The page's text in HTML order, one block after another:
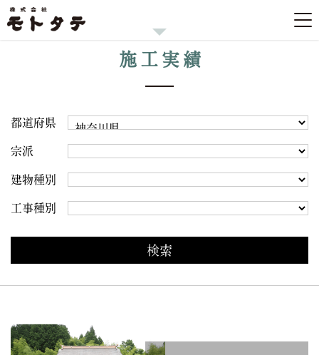
施工実績
都道府県
宗派
建物種別
工事種別